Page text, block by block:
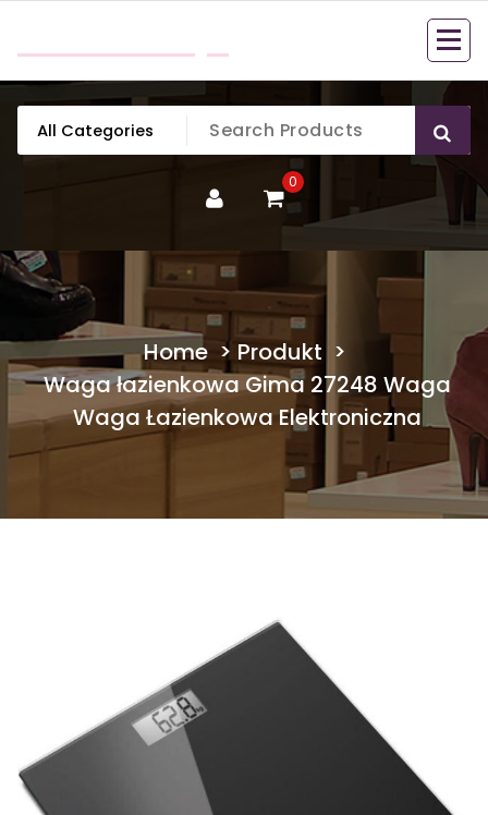
content
0
Home> Produkt >
Waga łazienkowa Gima 27248 Waga
Waga Łazienkowa Elektroniczna